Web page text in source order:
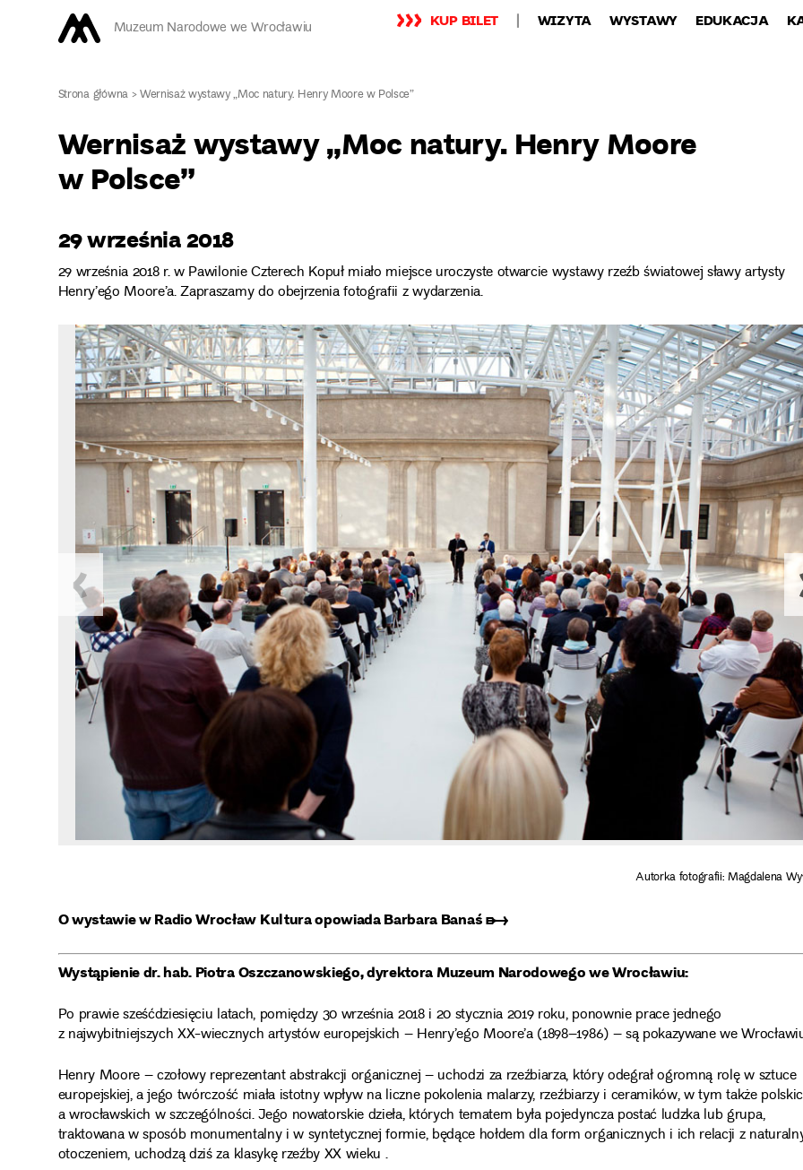
Muzeum Narodowe we Wrocławiu KUP BILET WIZYTA WYSTAWY EDUKACJA
Strona główna>Wernisaż wystawy „Moc natury. Henry Moore w Polsce”
Wernisaż wystawy „Moc natury. Henry Moore
w Polsce”
29 września 2018
29 września 2018 r. w Pawilonie Czterech Kopuł miało miejsce uroczyste otwarcie wystawy rzeźb światowej sławy artysty
Henry’ego Moore’a. Zapraszamy do obejrzenia fotografii z wydarzenia.
Autorka fotografii: Magdalena
O wystawie w Radio Wrocław Kultura opowiada Barbara Banaś ➸
Wystąpienie dr. hab. Piotra Oszczanowskiego, dyrektora Muzeum Narodowego we Wrocławiu:
Po prawie sześćdziesięciu latach, pomiędzy 30 września 2018 i 20 stycznia 2019 roku, ponownie prace jednego
z najwybitniejszych XX-wiecznych artystów europejskich – Henry’ego Moore’a (1898–1986) – są pokazywane we
Henry Moore – czołowy reprezentant abstrakcji organicznej – uchodzi za rzeźbiarza, który odegrał ogromną rolę w sztuce
europejskiej, a jego twórczość miała istotny wpływ na liczne pokolenia malarzy, rzeźbiarzy i ceramików, w tym także
a wrocławskich w szczególności. Jego nowatorskie dzieła, których tematem była pojedyncza postać ludzka lub grupa,
traktowana w sposób monumentalny i w syntetycznej formie, będące hołdem dla form organicznych i ich relacji z
otoczeniem, uchodzą dziś za klasykę rzeźby XX wieku .